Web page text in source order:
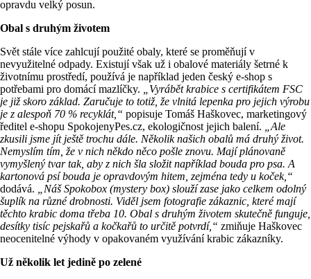
opravdu velký posun.
Obal s druhým životem
Svět stále více zahlcují použité obaly, které se proměňují v
nevyužitelné odpady. Existují však už i obalové materiály šetrné k
životnímu prostředí, používá je například jeden český e-shop s
potřebami pro domácí mazlíčky.
„Vyrábět krabice s certifikátem FSC
je již skoro základ. Zaručuje to totiž, že vlnitá lepenka pro jejich výrobu
je z alespoň 70 % recyklát,“ popisuje Tomáš Haškovec, marketingový
ředitel e-shopu SpokojenyPes.cz, ekologičnost jejich balení.
„Ale
zkusili jsme jít ještě trochu dále. Několik našich obalů má druhý život.
Nemyslím tím, že v nich někdo něco pošle znovu. Mají plánovaně
vymyšlený tvar tak, aby z nich šla složit například bouda pro psa. A
kartonová psí bouda je opravdovým hitem, zejména tedy u koček,“
dodává. „Náš Spokobox (mystery box) slouží zase jako celkem odolný
šuplík na různé drobnosti. Viděl jsem fotografie zákaznic, které mají
těchto krabic doma třeba 10. Obal s druhým životem skutečně funguje,
desítky tisíc pejskařů a kočkařů to určitě potvrdí,“ zmiňuje Haškovec
neocenitelné výhody v opakovaném využívání krabic zákazníky.
Už několik let jedině po zelené